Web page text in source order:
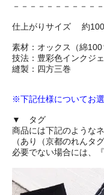
－－－－－－－－－－
仕上がりサイズ 約
素材：オックス（綿100
技法：豊彩色インクジ
縫製：四方三巻
※下記仕様についてお選
▼ タグ
商品には下記のような
（あり（京都のれんタグ
必要でない場合には、